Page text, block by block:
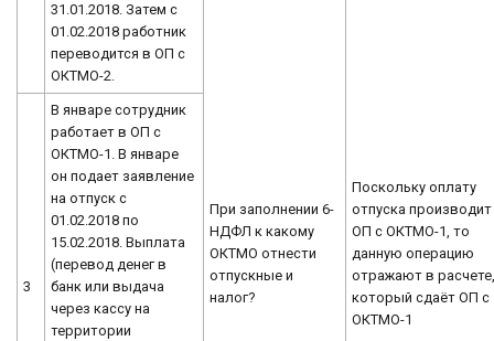
31.01.2018. Затем с
01.02.2018 работник
переводится в ОП с
ОКТМО-2.
При заполнении 6-
НДФЛ к какому
ОКТМО отнести
отпускные и
налог?
Поскольку оплату
отпуска производит
ОП с ОКТМО-1, то
данную операцию
отражают в
который сдаёт ОП с
ОКТМО-1
3
В январе сотрудник
работает в ОП с
ОКТМО-1. В январе
он подает заявление
на отпуск с
01.02.2018 по
15.02.2018. Выплата
(перевод денег в
банк или выдача
через кассу на
территории